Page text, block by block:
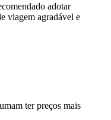
adotar
viagem agradável e
ter preços mais